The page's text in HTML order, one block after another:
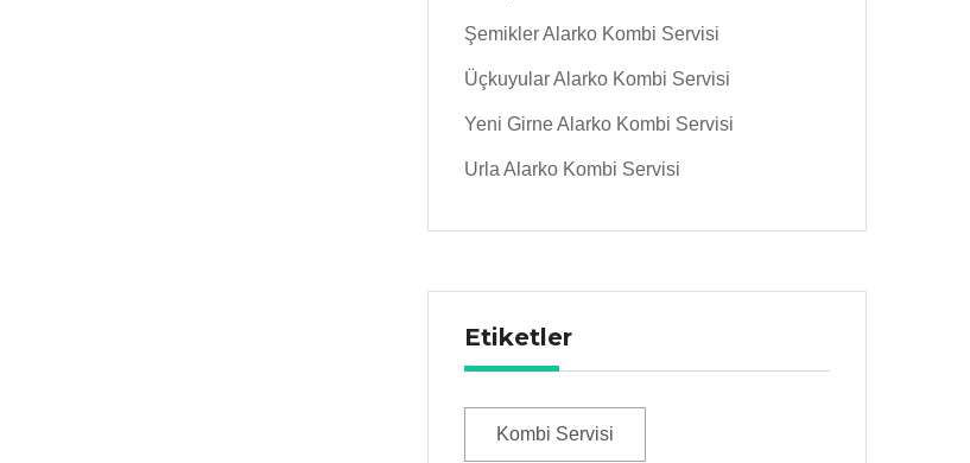
Şemikler Alarko Kombi Servisi
Üçkuyular Alarko Kombi Servisi
Yeni Girne Alarko Kombi Servisi
Urla Alarko Kombi Servisi
Etiketler
Kombi Servisi